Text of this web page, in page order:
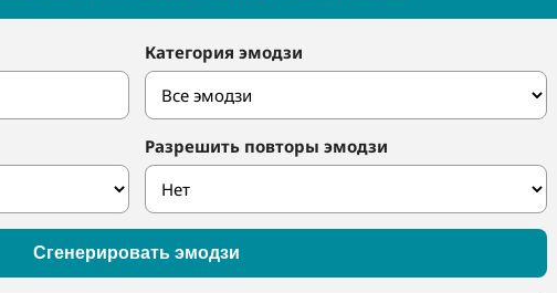
Категория эмодзи
Разрешить повторы эмодзи
Сгенерировать эмодзи